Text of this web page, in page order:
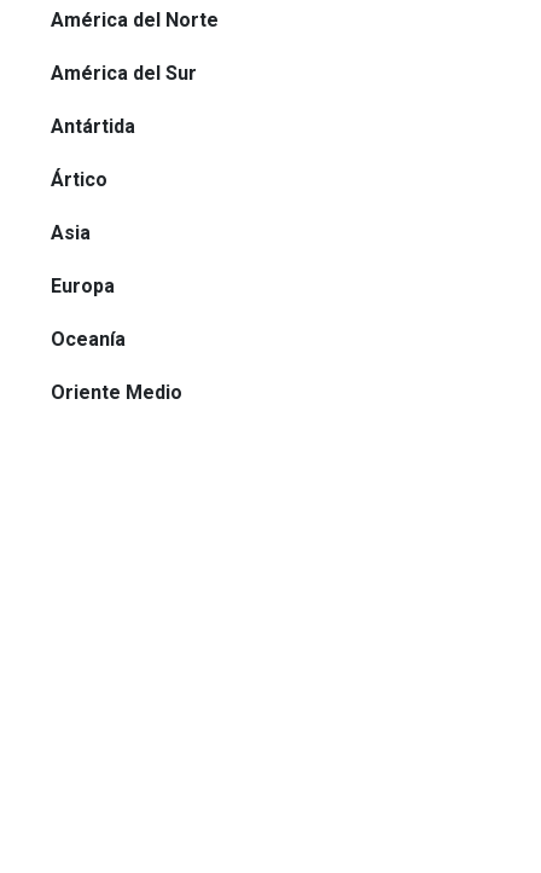
América del Norte
América del Sur
Antártida
Ártico
Asia
Europa
Oceanía
Oriente Medio